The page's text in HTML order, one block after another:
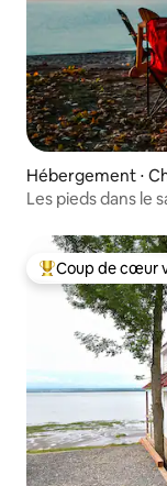
Hébergement ⋅
Les pieds dans le
Coups de cœur
Coup de cœur